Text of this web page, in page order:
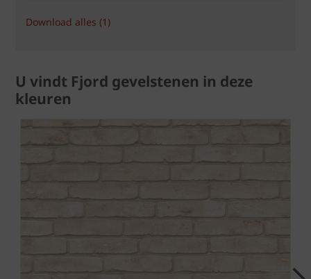
Download alles (1)
U vindt Fjord gevelstenen in deze
kleuren